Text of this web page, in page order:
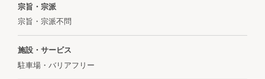
宗旨・宗派
宗旨・宗派不問
施設・サービス
駐車場・バリアフリー